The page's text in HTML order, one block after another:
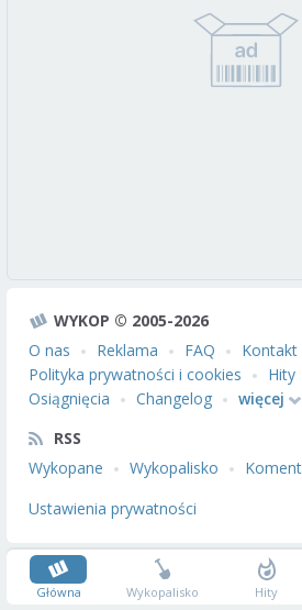
WYKOP © 2005-2026
O nas
Reklama FAQ Kontakt
Polityka prywatności i cookies
Hity
Osiągnięcia
Changelog
więcej
RSS
Wykopane
Wykopalisko
Ustawienia prywatności
Główna Wykopalisko Hity